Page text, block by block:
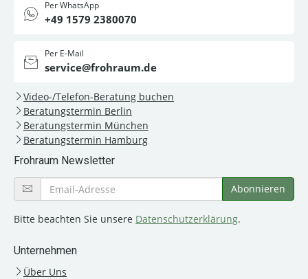
Per WhatsApp
+49 1579 2380070
Per E-Mail
service@frohraum.de
Video-/Telefon-Beratung buchen
Beratungstermin Berlin
Beratungstermin München
Beratungstermin Hamburg
Frohraum Newsletter
Bitte beachten Sie unsere Datenschutzerklärung.
Unternehmen
Über Uns